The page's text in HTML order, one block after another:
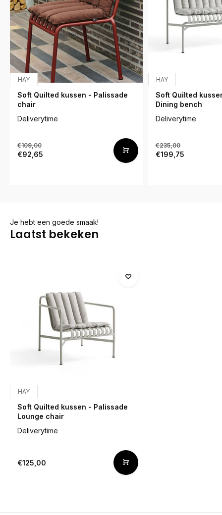
HAY
Soft Quilted kussen - Palissade
chair
Deliverytime
€109,00
€92,65
HAY
Soft Quilted
Dining bench
Deliverytime
€235,00
€199,75
Je hebt een goede smaak!
Laatst bekeken
HAY
Soft Quilted kussen - Palissade
Lounge chair
Deliverytime
€125,00